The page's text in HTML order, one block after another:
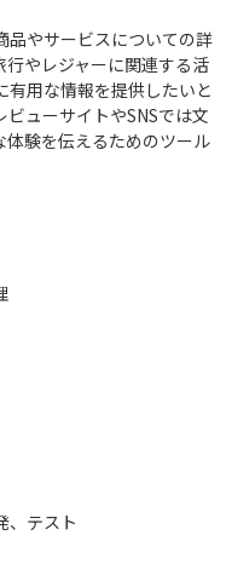
品やサービスについての詳
やレジャーに関連する活
有用な情報を提供したいと
ューサイトやSNSでは文
験を伝えるためのツール
、テスト